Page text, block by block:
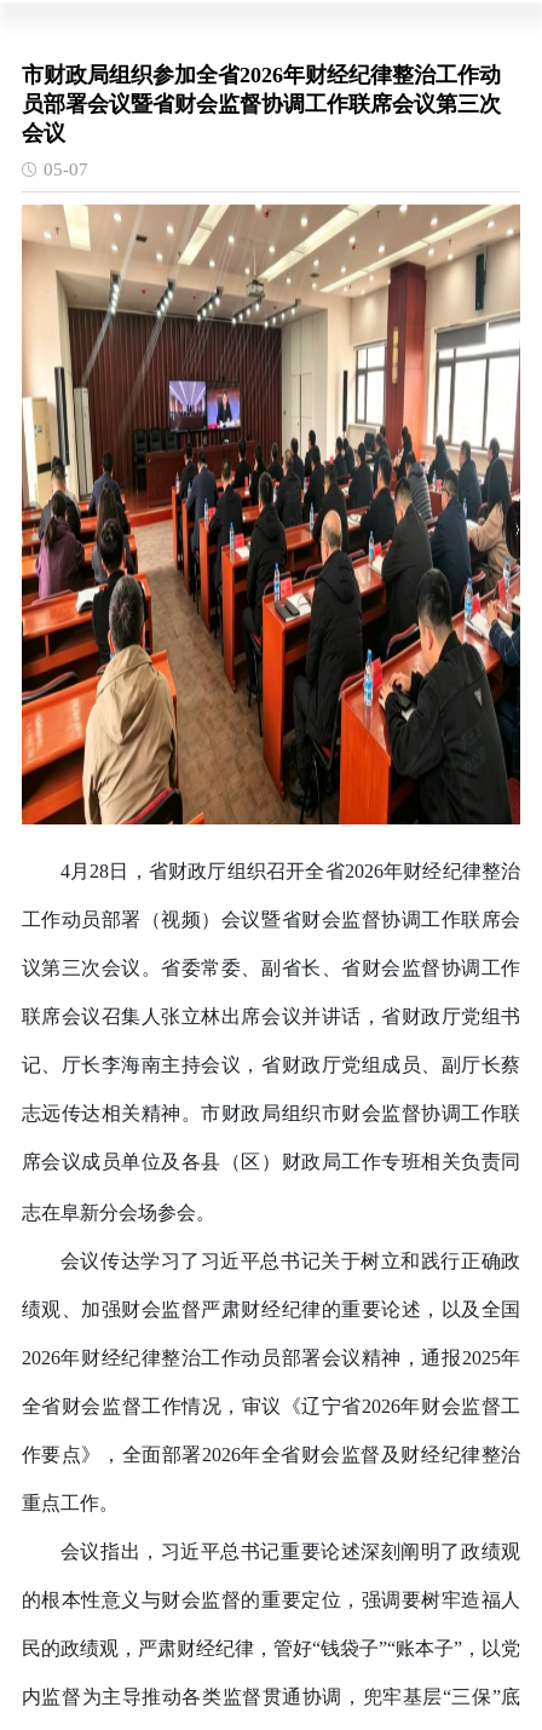
市财政局组织参加全省2026年财经纪律整治工作动
员部署会议暨省财会监督协调工作联席会议第三次
会议
05-07
4月28日，省财政厅组织召开全省2026年财经纪律整治
工作动员部署（视频）会议暨省财会监督协调工作联席会
议第三次会议。省委常委、副省长、省财会监督协调工作
联席会议召集人张立林出席会议并讲话，省财政厅党组书
记、厅长李海南主持会议，省财政厅党组成员、副厅长蔡
志远传达相关精神。市财政局组织市财会监督协调工作联
席会议成员单位及各县（区）财政局工作专班相关负责同
志在阜新分会场参会。
会议传达学习了习近平总书记关于树立和践行正确政
绩观、加强财会监督严肃财经纪律的重要论述，以及全国
2026年财经纪律整治工作动员部署会议精神，通报2025年
全省财会监督工作情况，审议《辽宁省2026年财会监督工
作要点》，全面部署2026年全省财会监督及财经纪律整治
重点工作。
会议指出，习近平总书记重要论述深刻阐明了政绩观
的根本性意义与财会监督的重要定位，强调要树牢造福人
民的政绩观，严肃财经纪律，管好“钱袋子”“账本子”，以党
内监督为主导推动各类监督贯通协调，兜牢基层“三保”底